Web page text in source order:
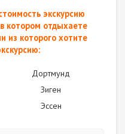
экскурсию
котором отдыхаете
из которого хотите
Дортмунд
Зиген
Эссен